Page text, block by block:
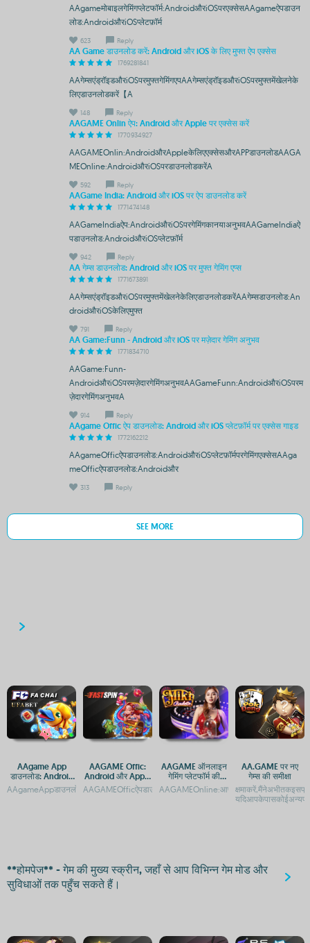
AAgameमोबाइलगेमिंगप्लेटफॉर्म:AndroidऔरiOSपरएक्सेसAAgameऐपडाउन
लोड:AndroidऔरiOSप्लेटफ़ॉर्म
623 Reply
AA Game डाउनलोड करें: Android और iOS के लिए मुफ्त ऐप एक्सेस
1769281841
AAगेम्सएंड्रॉइडऔरiOSपरमुफ्तगेमिंगएपAAगेम्सएंड्रॉइडऔरiOSपरमुफ्तमेंखेलनेके
लिएडाउनलोडकरें【A
148 Reply
AAGAME Onlin ऐप: Android और Apple पर एक्सेस करें
1770934927
AAGAMEOnlin:AndroidऔरAppleकेलिएएक्सेसऔरAPPडाउनलोडAAGA
MEOnline:AndroidऔरiOSपरडाउनलोडकरेंA
592 Reply
AAGame India: Android और iOS पर ऐप डाउनलोड करें
1771474148
AAGameIndiaऐप:AndroidऔरiOSपरगेमिंगकानयाअनुभवAAGameIndiaऐ
पडाउनलोड:AndroidऔरiOSप्लेटफ़ॉर्म
942 Reply
AA गेम्स डाउनलोड: Android और iOS पर मुफ्त गेमिंग एप्स
1771673891
AAगेम्सएंड्रॉइडऔरiOSपरमुफ्तमेंखेलनेकेलिएडाउनलोडकरेंAAगेम्सडाउनलोड:An
droidऔरiOSकेलिएमुफ्त
791 Reply
AA Game:Funn - Android और iOS पर मज़ेदार गेमिंग अनुभव
1771834710
AAGame:Funn-
AndroidऔरiOSपरमज़ेदारगेमिंगअनुभवAAGameFunn:AndroidऔरiOSपरम
ज़ेदारगेमिंगअनुभवA
914 Reply
AAgame Offic ऐप डाउनलोड: Android और iOS प्लेटफ़ॉर्म पर एक्सेस गाइड
1772162212
AAgameOfficऐपडाउनलोड:AndroidऔरiOSप्लेटफ़ॉर्मपरगेमिंगएक्सेसAAga
meOfficऐपडाउनलोड:Androidऔर
313 Reply
SEE MORE
AAgame App
डाउनलोड: Android
और iOS के लिए गेमिंग
प्लेटफ़ॉर्म
AAGAME Offic:
Android और Apple
के लिए ऐप डाउनलोड
गाइड
AAGAME ऑनलाइन
गेमिंग प्लेटफॉर्म की
समीक्षा
AA.GAME पर नए
गेम्स की समीक्षा
**होमपेज** - गेम की मुख्य स्क्रीन, जहाँ से आप विभिन्न गेम मोड और
सुविधाओं तक पहुँच सकते हैं।